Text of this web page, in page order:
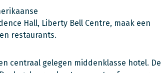
Hall, Liberty Bell Centre, maak een
restaurants.
centraal gelegen middenklasse hotel. De